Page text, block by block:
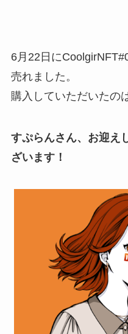
6月22日に
売れました。
購入していただいたの
すぷらんさん、お迎え
ざいます！